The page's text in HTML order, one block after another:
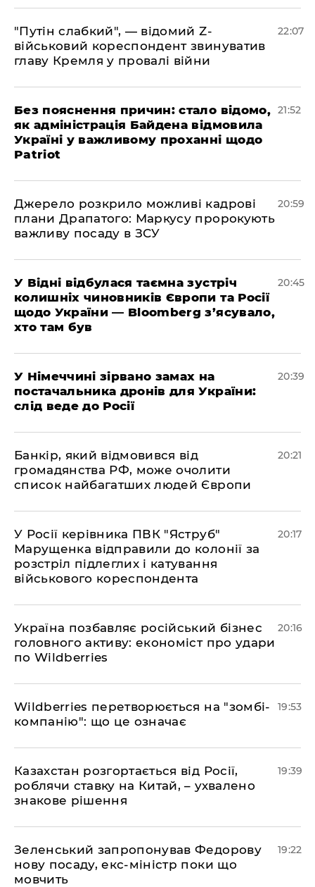
"Путін слабкий", — відомий Z-
військовий кореспондент звинуватив
главу Кремля у провалі війни
22:07
​Без пояснення причин: стало відомо,
як адміністрація Байдена відмовила
Україні у важливому проханні щодо
Patriot
21:52
​Джерело розкрило можливі кадрові
плани Драпатого: Маркусу пророкують
важливу посаду в ЗСУ
20:59
​У Відні відбулася таємна зустріч
колишніх чиновників Європи та Росії
щодо України — Bloomberg з’ясувало,
хто там був
20:45
​У Німеччині зірвано замах на
постачальника дронів для України:
слід веде до Росії
20:39
​Банкір, який відмовився від
громадянства РФ, може очолити
список найбагатших людей Європи
20:21
​У Росії керівника ПВК "Яструб"
Марущенка відправили до колонії за
розстріл підлеглих і катування
військового кореспондента
20:17
​Україна позбавляє російський бізнес
головного активу: економіст про удари
по Wildberries
20:16
​Wildberries перетворюється на "зомбі-
компанію": що це означає
19:53
​Казахстан розгортається від Росії,
роблячи ставку на Китай, – ухвалено
знакове рішення
19:39
​Зеленський запропонував Федорову
нову посаду, екс-міністр поки що
мовчить
19:22